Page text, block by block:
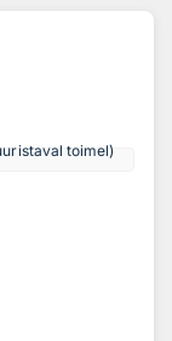
toimel)